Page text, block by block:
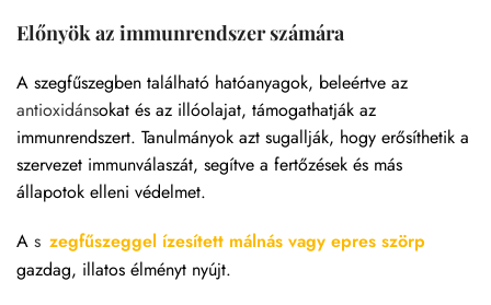
Előnyök az immunrendszer számára
A szegfűszegben található hatóanyagok, beleértve az
antioxidánsokat és az illóolajat, támogathatják az
immunrendszert. Tanulmányok azt sugallják, hogy erősíthetik a
szervezet immunválaszát, segítve a fertőzések és más
állapotok elleni védelmet.
A s zegfűszeggel ízesített málnás vagy epres szörp
gazdag, illatos élményt nyújt.